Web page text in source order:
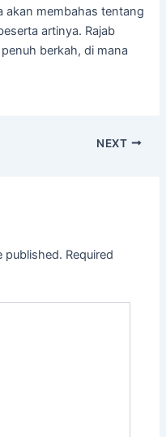
akan membahas tentang
artinya. Rajab
berkah, di mana
NEXT
published. Required